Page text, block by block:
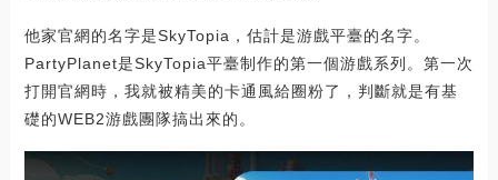
他家官網的名字是SkyTopia，估計是游戲平臺的名字。
PartyPlanet是SkyTopia平臺制作的第一個游戲系列。第一次
打開官網時，我就被精美的卡通風給圈粉了，判斷就是有基
礎的WEB2游戲團隊搞出來的。